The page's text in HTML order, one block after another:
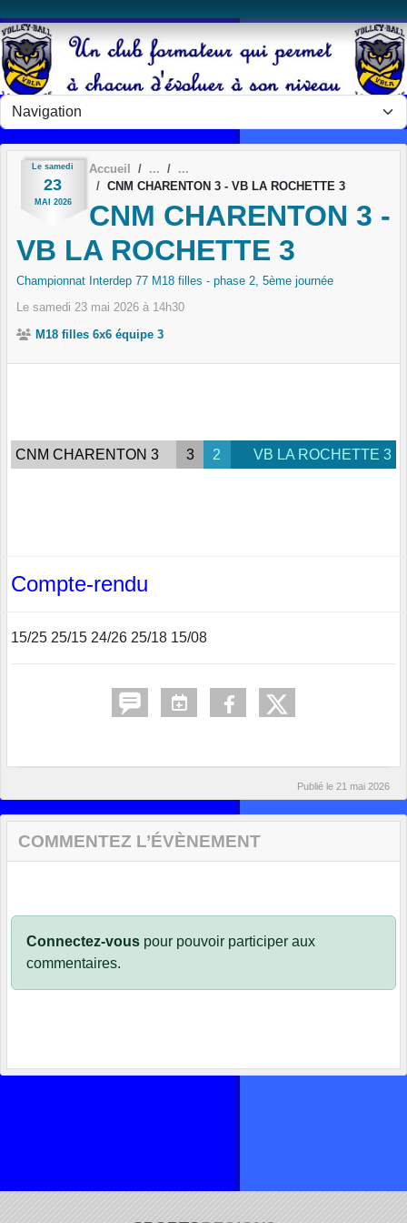
Le samedi
23
MAI 2026
Accueil
CNM CHARENTON 3 - VB LA ROCHETTE 3
CNM CHARENTON 3 -
VB LA ROCHETTE 3
Championnat Interdep 77 M18 filles - phase 2, 5ème journée
Le samedi 23 mai 2026 à 14h30
M18 filles 6x6 équipe 3
CNM CHARENTON 3 3 2 VB LA ROCHETTE 3
Compte-rendu
15/25 25/15 24/26 25/18 15/08
Publié le 21 mai 2026
COMMENTEZ L’ÉVÈNEMENT
Connectez-vous pour pouvoir participer aux
commentaires.